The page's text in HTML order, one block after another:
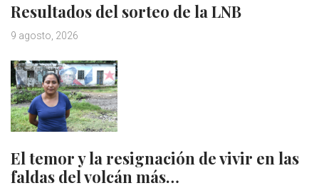
Resultados del sorteo de la LNB
9 agosto, 2026
El temor y la resignación de vivir en las
faldas del volcán más…